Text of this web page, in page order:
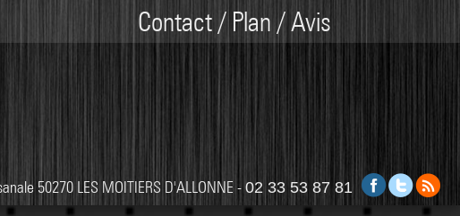
50270 LES MOITIERS D'ALLONNE - 02 33 53 87 81
Contact / Plan / Avis